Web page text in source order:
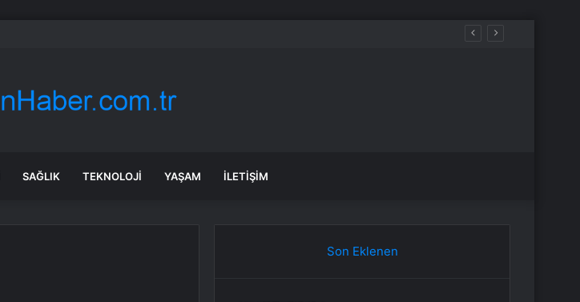
SAĞLIK TEKNOLOJI YAŞAM İLETIŞIM
Son Eklenen